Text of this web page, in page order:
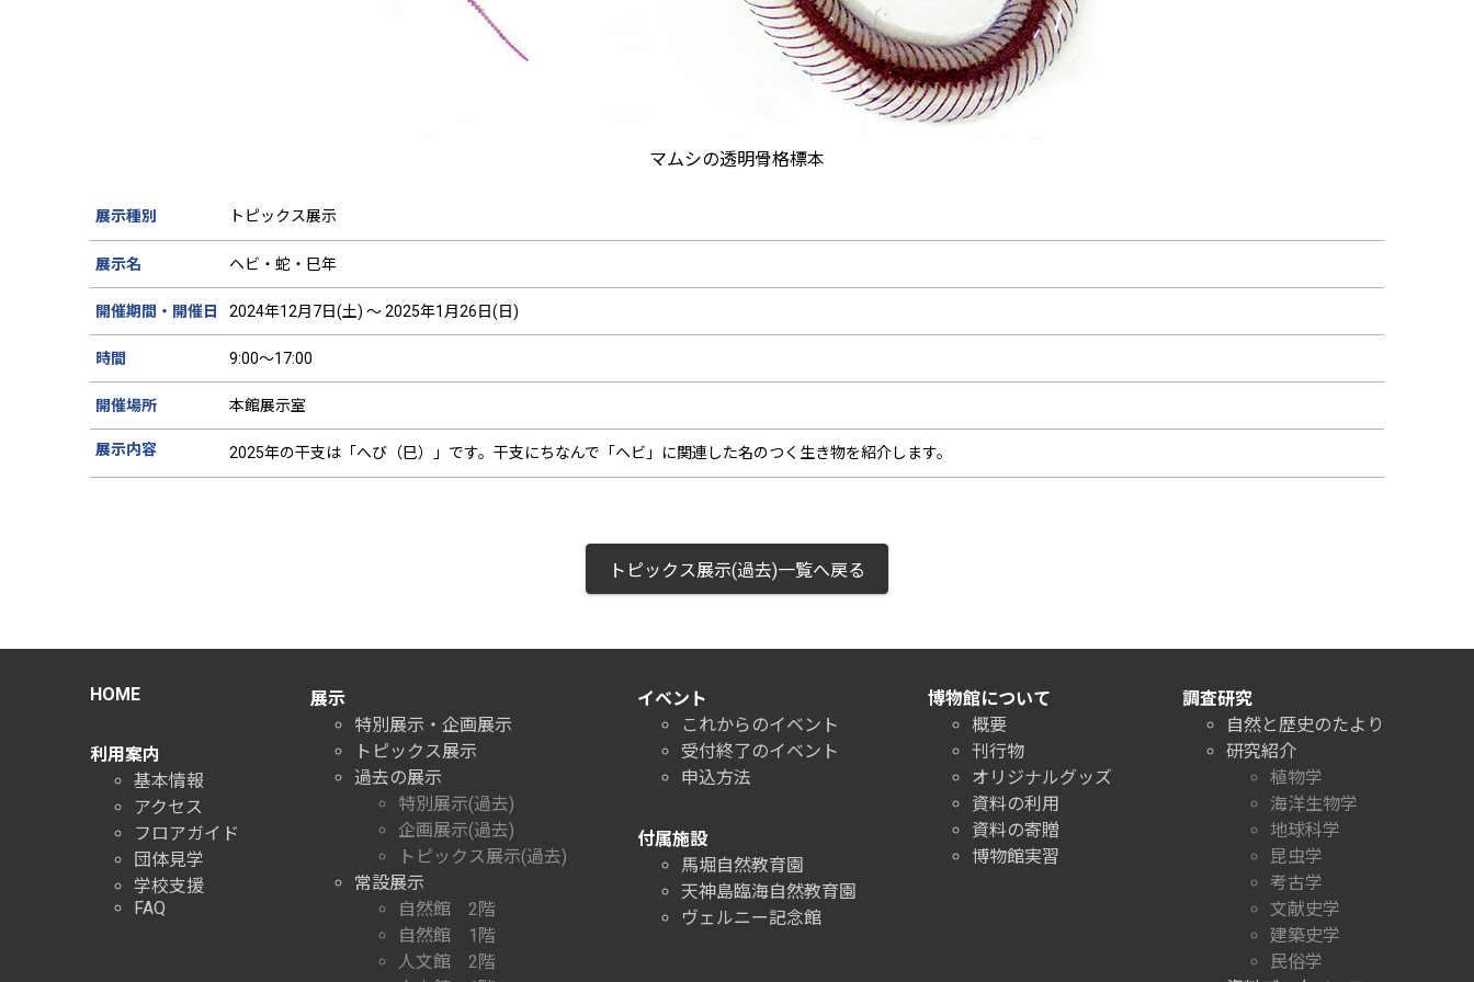
マムシの透明骨格標本
展示種別 トピックス展示
展示名 ヘビ・蛇・巳年
開催期間・開催日 2024年12月7日(土) ～ 2025年1月26日(日)
時間 9:00～17:00
開催場所 本館展示室
展示内容 2025年の干支は「へび（巳）」です。干支にちなんで「ヘビ」に関連した名のつく生き物を紹介します。
トピックス展示(過去)一覧へ戻る
HOME
利用案内
基本情報
アクセス
フロアガイド
団体見学
学校支援
FAQ
展示
特別展示・企画展示
トピックス展示
過去の展示
特別展示(過去)
企画展示(過去)
トピックス展示(過去)
常設展示
自然館 2階
自然館 1階
人文館 2階
イベント
これからのイベント
受付終了のイベント
申込方法
付属施設
馬堀自然教育園
天神島臨海自然教育園
ヴェルニー記念館
博物館について
概要
刊行物
オリジナルグッズ
資料の利用
資料の寄贈
博物館実習
調査研究
自然と歴史のたより
研究紹介
植物学
海洋生物学
地球科学
昆虫学
考古学
文献史学
建築史学
民俗学